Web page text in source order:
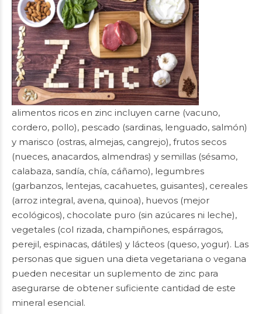
alimentos ricos en zinc incluyen carne (vacuno,
cordero, pollo), pescado (sardinas, lenguado, salmón)
y marisco (ostras, almejas, cangrejo), frutos secos
(nueces, anacardos, almendras) y semillas (sésamo,
calabaza, sandía, chía, cáñamo), legumbres
(garbanzos, lentejas, cacahuetes, guisantes), cereales
(arroz integral, avena, quinoa), huevos (mejor
ecológicos), chocolate puro (sin azúcares ni leche),
vegetales (col rizada, champiñones, espárragos,
perejil, espinacas, dátiles) y lácteos (queso, yogur). Las
personas que siguen una dieta vegetariana o vegana
pueden necesitar un suplemento de zinc para
asegurarse de obtener suficiente cantidad de este
mineral esencial.